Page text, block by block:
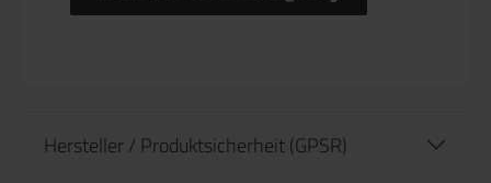
Hersteller / Produktsicherheit (GPSR)